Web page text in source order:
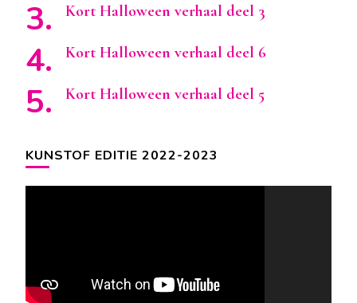
Kort Halloween verhaal deel 3
Kort Halloween verhaal deel 6
Kort Halloween verhaal deel 5
KUNSTOF EDITIE 2022-2023